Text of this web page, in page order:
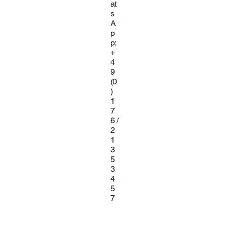
at
s
A
p
p:
+
4
9
(0
)
1
7
6 /
2
1
3
5
3
4
5
7